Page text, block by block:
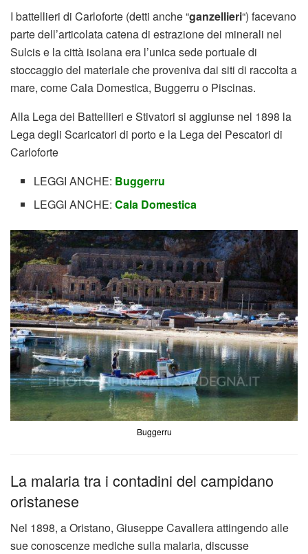
I battellieri di Carloforte (detti anche “ganzellieri“) facevano
parte dell’articolata catena di estrazione dei minerali nel
Sulcis e la città isolana era l’unica sede portuale di
stoccaggio del materiale che proveniva dai siti di raccolta a
mare, come Cala Domestica, Buggerru o Piscinas.
Alla Lega dei Battellieri e Stivatori si aggiunse nel 1898 la
Lega degli Scaricatori di porto e la Lega dei Pescatori di
Carloforte
LEGGI ANCHE: Buggerru
LEGGI ANCHE:Cala Domestica
Buggerru
La malaria tra i contadini del campidano
oristanese
Nel 1898, a Oristano, Giuseppe Cavallera attingendo alle
sue conoscenze mediche sulla malaria, discusse